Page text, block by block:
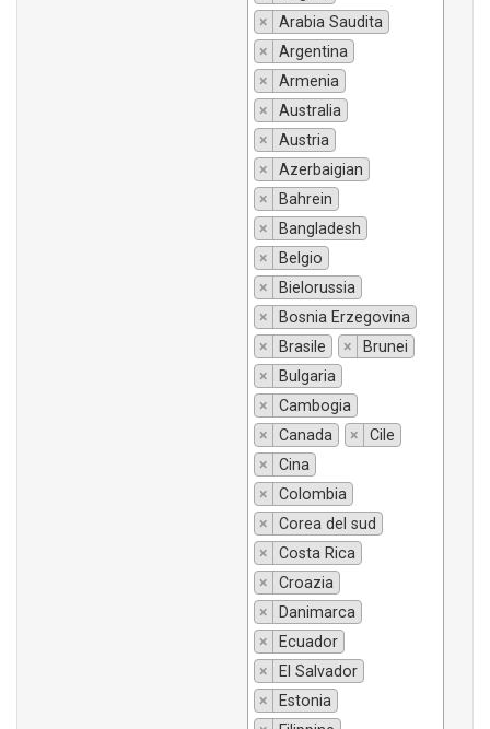
×
Arabia Saudita
×
Argentina
×
Armenia
×
Australia
×
Austria
×
Azerbaigian
×
Bahrein
×
Bangladesh
×
Belgio
×
Bielorussia
×
Bosnia Erzegovina
×
Brasile ×
Brunei
×
Bulgaria
×
Cambogia
×
Canada ×
Cile
×
Cina
×
Colombia
×
Corea del sud
×
Costa Rica
×
Croazia
×
Danimarca
×
Ecuador
×
El Salvador
×
Estonia